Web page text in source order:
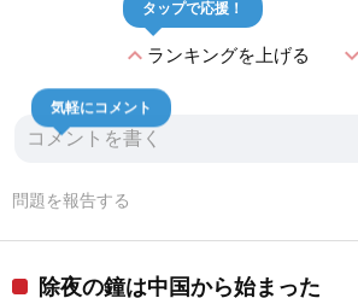
expand_lessランキングを上げる
タップで応援！
気軽にコメント
問題を報告する
除夜の鐘は中国から始まった